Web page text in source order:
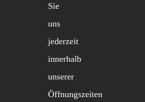
Sie
uns
jederzeit
innerhalb
unserer
Öffnungszeiten